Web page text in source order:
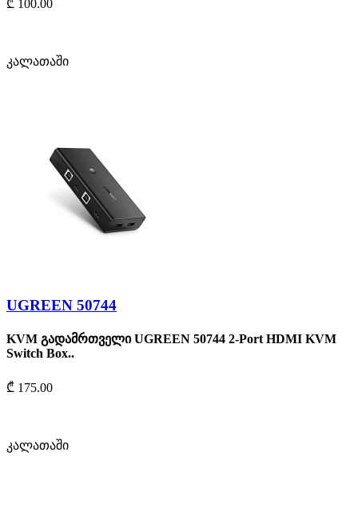
₾ 100.00
კალათაში
UGREEN 50744
KVM გადამრთველი UGREEN 50744 2-Port HDMI KVM
Switch Box..
₾ 175.00
კალათაში